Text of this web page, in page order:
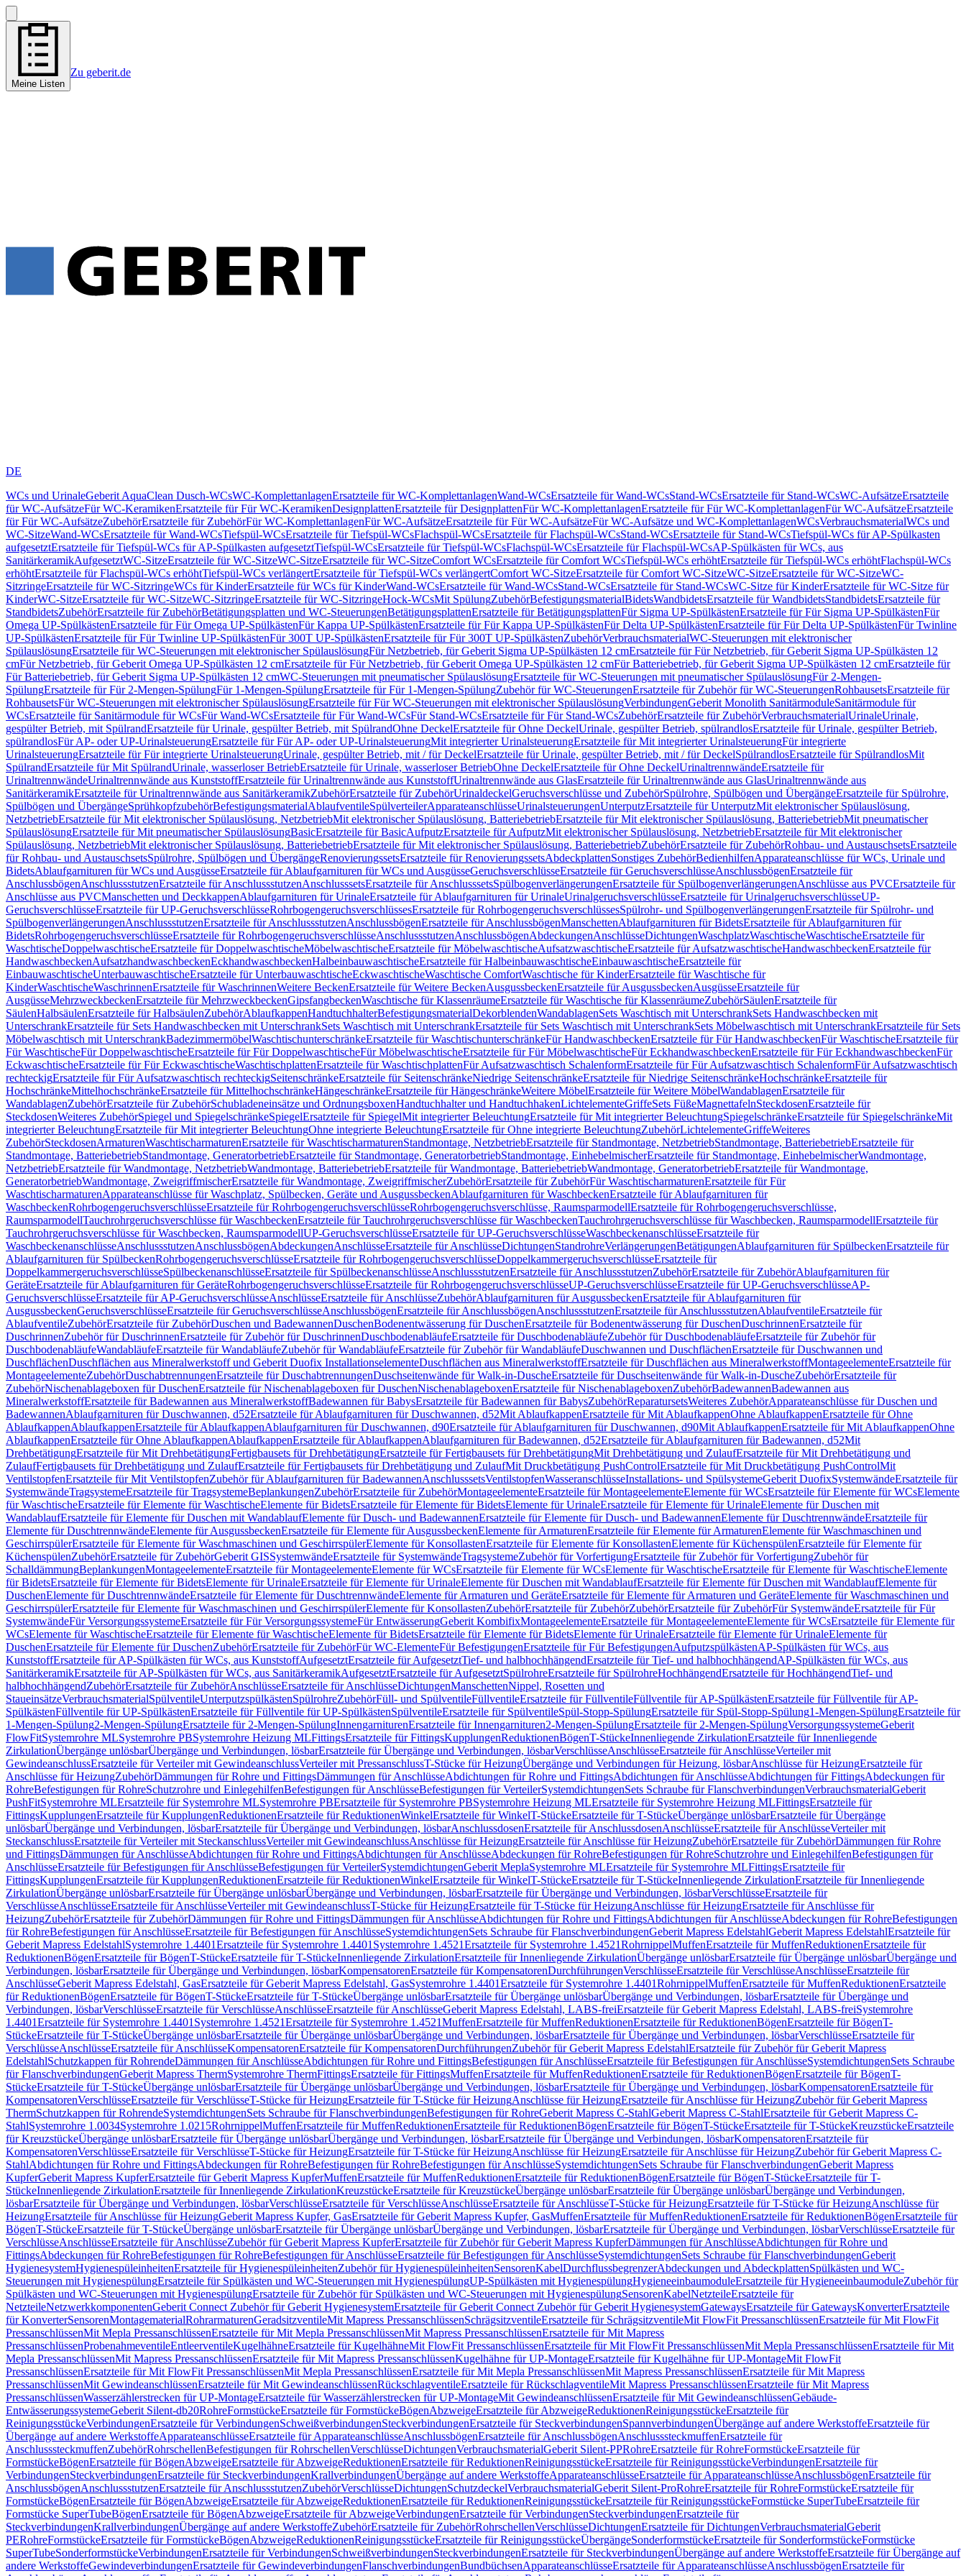
Meine Listen
Zu geberit.de
DE
WCs und UrinaleGeberit AquaClean Dusch-WCsWC-KomplettanlagenErsatzteile für WC-KomplettanlagenWand-WCsErsatzteile für Wand-WCsStand-WCsErsatzteile für Stand-WCsWC-AufsätzeErsatzteile
für WC-AufsätzeFür WC-KeramikenErsatzteile für Für WC-KeramikenDesignplattenErsatzteile für DesignplattenFür WC-KomplettanlagenErsatzteile für Für WC-KomplettanlagenFür WC-AufsätzeErsatzteile
für Für WC-AufsätzeZubehörErsatzteile für ZubehörFür WC-KomplettanlagenFür WC-AufsätzeErsatzteile für Für WC-AufsätzeFür WC-Aufsätze und WC-KomplettanlagenWCsVerbrauchsmaterialWCs und
WC-SitzeWand-WCsErsatzteile für Wand-WCsTiefspül-WCsErsatzteile für Tiefspül-WCsFlachspül-WCsErsatzteile für Flachspül-WCsStand-WCsErsatzteile für Stand-WCsTiefspül-WCs für AP-Spülkasten
aufgesetztErsatzteile für Tiefspül-WCs für AP-Spülkasten aufgesetztTiefspül-WCsErsatzteile für Tiefspül-WCsFlachspül-WCsErsatzteile für Flachspül-WCsAP-Spülkästen für WCs, aus
SanitärkeramikAufgesetztWC-SitzeErsatzteile für WC-SitzeWC-SitzeErsatzteile für WC-SitzeComfort WCsErsatzteile für Comfort WCsTiefspül-WCs erhöhtErsatzteile für Tiefspül-WCs erhöhtFlachspül-WCs
erhöhtErsatzteile für Flachspül-WCs erhöhtTiefspül-WCs verlängertErsatzteile für Tiefspül-WCs verlängertComfort WC-SitzeErsatzteile für Comfort WC-SitzeWC-SitzeErsatzteile für WC-SitzeWC-
SitzringeErsatzteile für WC-SitzringeWCs für KinderErsatzteile für WCs für KinderWand-WCsErsatzteile für Wand-WCsStand-WCsErsatzteile für Stand-WCsWC-Sitze für KinderErsatzteile für WC-Sitze für
KinderWC-SitzeErsatzteile für WC-SitzeWC-SitzringeErsatzteile für WC-SitzringeHock-WCsMit SpülungZubehörBefestigungsmaterialBidetsWandbidetsErsatzteile für WandbidetsStandbidetsErsatzteile für
StandbidetsZubehörErsatzteile für ZubehörBetätigungsplatten und WC-SteuerungenBetätigungsplattenErsatzteile für BetätigungsplattenFür Sigma UP-SpülkästenErsatzteile für Für Sigma UP-SpülkästenFür
Omega UP-SpülkästenErsatzteile für Für Omega UP-SpülkästenFür Kappa UP-SpülkästenErsatzteile für Für Kappa UP-SpülkästenFür Delta UP-SpülkästenErsatzteile für Für Delta UP-SpülkästenFür Twinline
UP-SpülkästenErsatzteile für Für Twinline UP-SpülkästenFür 300T UP-SpülkästenErsatzteile für Für 300T UP-SpülkästenZubehörVerbrauchsmaterialWC-Steuerungen mit elektronischer
SpülauslösungErsatzteile für WC-Steuerungen mit elektronischer SpülauslösungFür Netzbetrieb, für Geberit Sigma UP-Spülkästen 12 cmErsatzteile für Für Netzbetrieb, für Geberit Sigma UP-Spülkästen 12
cmFür Netzbetrieb, für Geberit Omega UP-Spülkästen 12 cmErsatzteile für Für Netzbetrieb, für Geberit Omega UP-Spülkästen 12 cmFür Batteriebetrieb, für Geberit Sigma UP-Spülkästen 12 cmErsatzteile für
Für Batteriebetrieb, für Geberit Sigma UP-Spülkästen 12 cmWC-Steuerungen mit pneumatischer SpülauslösungErsatzteile für WC-Steuerungen mit pneumatischer SpülauslösungFür 2-Mengen-
SpülungErsatzteile für Für 2-Mengen-SpülungFür 1-Mengen-SpülungErsatzteile für Für 1-Mengen-SpülungZubehör für WC-SteuerungenErsatzteile für Zubehör für WC-SteuerungenRohbausetsErsatzteile für
RohbausetsFür WC-Steuerungen mit elektronischer SpülauslösungErsatzteile für Für WC-Steuerungen mit elektronischer SpülauslösungVerbindungenGeberit Monolith SanitärmoduleSanitärmodule für
WCsErsatzteile für Sanitärmodule für WCsFür Wand-WCsErsatzteile für Für Wand-WCsFür Stand-WCsErsatzteile für Für Stand-WCsZubehörErsatzteile für ZubehörVerbrauchsmaterialUrinaleUrinale,
gespülter Betrieb, mit SpülrandErsatzteile für Urinale, gespülter Betrieb, mit SpülrandOhne DeckelErsatzteile für Ohne DeckelUrinale, gespülter Betrieb, spülrandlosErsatzteile für Urinale, gespülter Betrieb,
spülrandlosFür AP- oder UP-UrinalsteuerungErsatzteile für Für AP- oder UP-UrinalsteuerungMit integrierter UrinalsteuerungErsatzteile für Mit integrierter UrinalsteuerungFür integrierte
UrinalsteuerungErsatzteile für Für integrierte UrinalsteuerungUrinale, gespülter Betrieb, mit / für DeckelErsatzteile für Urinale, gespülter Betrieb, mit / für DeckelSpülrandlosErsatzteile für SpülrandlosMit
SpülrandErsatzteile für Mit SpülrandUrinale, wasserloser BetriebErsatzteile für Urinale, wasserloser BetriebOhne DeckelErsatzteile für Ohne DeckelUrinaltrennwändeErsatzteile für
UrinaltrennwändeUrinaltrennwände aus KunststoffErsatzteile für Urinaltrennwände aus KunststoffUrinaltrennwände aus GlasErsatzteile für Urinaltrennwände aus GlasUrinaltrennwände aus
SanitärkeramikErsatzteile für Urinaltrennwände aus SanitärkeramikZubehörErsatzteile für ZubehörUrinaldeckelGeruchsverschlüsse und ZubehörSpülrohre, Spülbögen und ÜbergängeErsatzteile für Spülrohre,
Spülbögen und ÜbergängeSprühkopfzubehörBefestigungsmaterialAblaufventileSpülverteilerApparateanschlüsseUrinalsteuerungenUnterputzErsatzteile für UnterputzMit elektronischer Spülauslösung,
NetzbetriebErsatzteile für Mit elektronischer Spülauslösung, NetzbetriebMit elektronischer Spülauslösung, BatteriebetriebErsatzteile für Mit elektronischer Spülauslösung, BatteriebetriebMit pneumatischer
SpülauslösungErsatzteile für Mit pneumatischer SpülauslösungBasicErsatzteile für BasicAufputzErsatzteile für AufputzMit elektronischer Spülauslösung, NetzbetriebErsatzteile für Mit elektronischer
Spülauslösung, NetzbetriebMit elektronischer Spülauslösung, BatteriebetriebErsatzteile für Mit elektronischer Spülauslösung, BatteriebetriebZubehörErsatzteile für ZubehörRohbau- und AustauschsetsErsatzteile
für Rohbau- und AustauschsetsSpülrohre, Spülbögen und ÜbergängeRenovierungssetsErsatzteile für RenovierungssetsAbdeckplattenSonstiges ZubehörBedienhilfenApparateanschlüsse für WCs, Urinale und
BidetsAblaufgarnituren für WCs und AusgüsseErsatzteile für Ablaufgarnituren für WCs und AusgüsseGeruchsverschlüsseErsatzteile für GeruchsverschlüsseAnschlussbögenErsatzteile für
AnschlussbögenAnschlussstutzenErsatzteile für AnschlussstutzenAnschlusssetsErsatzteile für AnschlusssetsSpülbogenverlängerungenErsatzteile für SpülbogenverlängerungenAnschlüsse aus PVCErsatzteile für
Anschlüsse aus PVCManschetten und DeckkappenAblaufgarnituren für UrinaleErsatzteile für Ablaufgarnituren für UrinaleUrinalgeruchsverschlüsseErsatzteile für UrinalgeruchsverschlüsseUP-
GeruchsverschlüsseErsatzteile für UP-GeruchsverschlüsseRohrbogengeruchsverschlüssesErsatzteile für RohrbogengeruchsverschlüssesSpülrohr- und SpülbogenverlängerungenErsatzteile für Spülrohr- und
SpülbogenverlängerungenAnschlussstutzenErsatzteile für AnschlussstutzenAnschlussbögenErsatzteile für AnschlussbögenManschettenAblaufgarnituren für BidetsErsatzteile für Ablaufgarnituren für
BidetsRohrbogengeruchsverschlüsseErsatzteile für RohrbogengeruchsverschlüsseAnschlussstutzenAnschlussbögenAbdeckungenAnschlüsseDichtungenWaschplatzWaschtischeWaschtischeErsatzteile für
WaschtischeDoppelwaschtischeErsatzteile für DoppelwaschtischeMöbelwaschtischeErsatzteile für MöbelwaschtischeAufsatzwaschtischeErsatzteile für AufsatzwaschtischeHandwaschbeckenErsatzteile für
HandwaschbeckenAufsatzhandwaschbeckenEckhandwaschbeckenHalbeinbauwaschtischeErsatzteile für HalbeinbauwaschtischeEinbauwaschtischeErsatzteile für
EinbauwaschtischeUnterbauwaschtischeErsatzteile für UnterbauwaschtischeEckwaschtischeWaschtische ComfortWaschtische für KinderErsatzteile für Waschtische für
KinderWaschtischeWaschrinnenErsatzteile für WaschrinnenWeitere BeckenErsatzteile für Weitere BeckenAusgussbeckenErsatzteile für AusgussbeckenAusgüsseErsatzteile für
AusgüsseMehrzweckbeckenErsatzteile für MehrzweckbeckenGipsfangbeckenWaschtische für KlassenräumeErsatzteile für Waschtische für KlassenräumeZubehörSäulenErsatzteile für
SäulenHalbsäulenErsatzteile für HalbsäulenZubehörAblaufkappenHandtuchhalterBefestigungsmaterialDekorblendenWandablagenSets Waschtisch mit UnterschrankSets Handwaschbecken mit
UnterschrankErsatzteile für Sets Handwaschbecken mit UnterschrankSets Waschtisch mit UnterschrankErsatzteile für Sets Waschtisch mit UnterschrankSets Möbelwaschtisch mit UnterschrankErsatzteile für Sets
Möbelwaschtisch mit UnterschrankBadezimmermöbelWaschtischunterschränkeErsatzteile für WaschtischunterschränkeFür HandwaschbeckenErsatzteile für Für HandwaschbeckenFür WaschtischeErsatzteile für
Für WaschtischeFür DoppelwaschtischeErsatzteile für Für DoppelwaschtischeFür MöbelwaschtischeErsatzteile für Für MöbelwaschtischeFür EckhandwaschbeckenErsatzteile für Für EckhandwaschbeckenFür
EckwaschtischeErsatzteile für Für EckwaschtischeWaschtischplattenErsatzteile für WaschtischplattenFür Aufsatzwaschtisch SchalenformErsatzteile für Für Aufsatzwaschtisch SchalenformFür Aufsatzwaschtisch
rechteckigErsatzteile für Für Aufsatzwaschtisch rechteckigSeitenschränkeErsatzteile für SeitenschränkeNiedrige SeitenschränkeErsatzteile für Niedrige SeitenschränkeHochschränkeErsatzteile für
HochschränkeMittelhochschränkeErsatzteile für MittelhochschränkeHängeschränkeErsatzteile für HängeschränkeWeitere MöbelErsatzteile für Weitere MöbelWandablagenErsatzteile für
WandablagenZubehörErsatzteile für ZubehörSchubladeneinsätze und OrdnungsboxenHandtuchhalter und HandtuchhakenLichtelementeGriffeSets FüßeMagnettafelnSteckdosenErsatzteile für
SteckdosenWeiteres ZubehörSpiegel und SpiegelschränkeSpiegelErsatzteile für SpiegelMit integrierter BeleuchtungErsatzteile für Mit integrierter BeleuchtungSpiegelschränkeErsatzteile für SpiegelschränkeMit
integrierter BeleuchtungErsatzteile für Mit integrierter BeleuchtungOhne integrierte BeleuchtungErsatzteile für Ohne integrierte BeleuchtungZubehörLichtelementeGriffeWeiteres
ZubehörSteckdosenArmaturenWaschtischarmaturenErsatzteile für WaschtischarmaturenStandmontage, NetzbetriebErsatzteile für Standmontage, NetzbetriebStandmontage, BatteriebetriebErsatzteile für
Standmontage, BatteriebetriebStandmontage, GeneratorbetriebErsatzteile für Standmontage, GeneratorbetriebStandmontage, EinhebelmischerErsatzteile für Standmontage, EinhebelmischerWandmontage,
NetzbetriebErsatzteile für Wandmontage, NetzbetriebWandmontage, BatteriebetriebErsatzteile für Wandmontage, BatteriebetriebWandmontage, GeneratorbetriebErsatzteile für Wandmontage,
GeneratorbetriebWandmontage, ZweigriffmischerErsatzteile für Wandmontage, ZweigriffmischerZubehörErsatzteile für ZubehörFür WaschtischarmaturenErsatzteile für Für
WaschtischarmaturenApparateanschlüsse für Waschplatz, Spülbecken, Geräte und AusgussbeckenAblaufgarnituren für WaschbeckenErsatzteile für Ablaufgarnituren für
WaschbeckenRohrbogengeruchsverschlüsseErsatzteile für RohrbogengeruchsverschlüsseRohrbogengeruchsverschlüsse, RaumsparmodellErsatzteile für Rohrbogengeruchsverschlüsse,
RaumsparmodellTauchrohrgeruchsverschlüsse für WaschbeckenErsatzteile für Tauchrohrgeruchsverschlüsse für WaschbeckenTauchrohrgeruchsverschlüsse für Waschbecken, RaumsparmodellErsatzteile für
Tauchrohrgeruchsverschlüsse für Waschbecken, RaumsparmodellUP-GeruchsverschlüsseErsatzteile für UP-GeruchsverschlüsseWaschbeckenanschlüsseErsatzteile für
WaschbeckenanschlüsseAnschlussstutzenAnschlussbögenAbdeckungenAnschlüsseErsatzteile für AnschlüsseDichtungenStandrohreVerlängerungenBetätigungenAblaufgarnituren für SpülbeckenErsatzteile für
Ablaufgarnituren für SpülbeckenRohrbogengeruchsverschlüsseErsatzteile für RohrbogengeruchsverschlüsseDoppelkammergeruchsverschlüsseErsatzteile für
DoppelkammergeruchsverschlüsseSpülbeckenanschlüsseErsatzteile für SpülbeckenanschlüsseAnschlussstutzenErsatzteile für AnschlussstutzenZubehörErsatzteile für ZubehörAblaufgarnituren für
GeräteErsatzteile für Ablaufgarnituren für GeräteRohrbogengeruchsverschlüsseErsatzteile für RohrbogengeruchsverschlüsseUP-GeruchsverschlüsseErsatzteile für UP-GeruchsverschlüsseAP-
GeruchsverschlüsseErsatzteile für AP-GeruchsverschlüsseAnschlüsseErsatzteile für AnschlüsseZubehörAblaufgarnituren für AusgussbeckenErsatzteile für Ablaufgarnituren für
AusgussbeckenGeruchsverschlüsseErsatzteile für GeruchsverschlüsseAnschlussbögenErsatzteile für AnschlussbögenAnschlussstutzenErsatzteile für AnschlussstutzenAblaufventileErsatzteile für
AblaufventileZubehörErsatzteile für ZubehörDuschen und BadewannenDuschenBodenentwässerung für DuschenErsatzteile für Bodenentwässerung für DuschenDuschrinnenErsatzteile für
DuschrinnenZubehör für DuschrinnenErsatzteile für Zubehör für DuschrinnenDuschbodenabläufeErsatzteile für DuschbodenabläufeZubehör für DuschbodenabläufeErsatzteile für Zubehör für
DuschbodenabläufeWandabläufeErsatzteile für WandabläufeZubehör für WandabläufeErsatzteile für Zubehör für WandabläufeDuschwannen und DuschflächenErsatzteile für Duschwannen und
DuschflächenDuschflächen aus Mineralwerkstoff und Geberit Duofix InstallationselementeDuschflächen aus MineralwerkstoffErsatzteile für Duschflächen aus MineralwerkstoffMontageelementeErsatzteile für
MontageelementeZubehörDuschabtrennungenErsatzteile für DuschabtrennungenDuschseitenwände für Walk-in-DuscheErsatzteile für Duschseitenwände für Walk-in-DuscheZubehörErsatzteile für
ZubehörNischenablageboxen für DuschenErsatzteile für Nischenablageboxen für DuschenNischenablageboxenErsatzteile für NischenablageboxenZubehörBadewannenBadewannen aus
MineralwerkstoffErsatzteile für Badewannen aus MineralwerkstoffBadewannen für BabysErsatzteile für Badewannen für BabysZubehörReparatursetsWeiteres ZubehörApparateanschlüsse für Duschen und
BadewannenAblaufgarnituren für Duschwannen, d52Ersatzteile für Ablaufgarnituren für Duschwannen, d52Mit AblaufkappenErsatzteile für Mit AblaufkappenOhne AblaufkappenErsatzteile für Ohne
AblaufkappenAblaufkappenErsatzteile für AblaufkappenAblaufgarnituren für Duschwannen, d90Ersatzteile für Ablaufgarnituren für Duschwannen, d90Mit AblaufkappenErsatzteile für Mit AblaufkappenOhne
AblaufkappenErsatzteile für Ohne AblaufkappenAblaufkappenErsatzteile für AblaufkappenAblaufgarnituren für Badewannen, d52Ersatzteile für Ablaufgarnituren für Badewannen, d52Mit
DrehbetätigungErsatzteile für Mit DrehbetätigungFertigbausets für DrehbetätigungErsatzteile für Fertigbausets für DrehbetätigungMit Drehbetätigung und ZulaufErsatzteile für Mit Drehbetätigung und
ZulaufFertigbausets für Drehbetätigung und ZulaufErsatzteile für Fertigbausets für Drehbetätigung und ZulaufMit Druckbetätigung PushControlErsatzteile für Mit Druckbetätigung PushControlMit
VentilstopfenErsatzteile für Mit VentilstopfenZubehör für Ablaufgarnituren für BadewannenAnschlusssetsVentilstopfenWasseranschlüsseInstallations- und SpülsystemeGeberit DuofixSystemwändeErsatzteile für
SystemwändeTragsystemeErsatzteile für TragsystemeBeplankungenZubehörErsatzteile für ZubehörMontageelementeErsatzteile für MontageelementeElemente für WCsErsatzteile für Elemente für WCsElemente
für WaschtischeErsatzteile für Elemente für WaschtischeElemente für BidetsErsatzteile für Elemente für BidetsElemente für UrinaleErsatzteile für Elemente für UrinaleElemente für Duschen mit
WandablaufErsatzteile für Elemente für Duschen mit WandablaufElemente für Dusch- und BadewannenErsatzteile für Elemente für Dusch- und BadewannenElemente für DuschtrennwändeErsatzteile für
Elemente für DuschtrennwändeElemente für AusgussbeckenErsatzteile für Elemente für AusgussbeckenElemente für ArmaturenErsatzteile für Elemente für ArmaturenElemente für Waschmaschinen und
GeschirrspülerErsatzteile für Elemente für Waschmaschinen und GeschirrspülerElemente für KonsollastenErsatzteile für Elemente für KonsollastenElemente für KüchenspülenErsatzteile für Elemente für
KüchenspülenZubehörErsatzteile für ZubehörGeberit GISSystemwändeErsatzteile für SystemwändeTragsystemeZubehör für VorfertigungErsatzteile für Zubehör für VorfertigungZubehör für
SchalldämmungBeplankungenMontageelementeErsatzteile für MontageelementeElemente für WCsErsatzteile für Elemente für WCsElemente für WaschtischeErsatzteile für Elemente für WaschtischeElemente
für BidetsErsatzteile für Elemente für BidetsElemente für UrinaleErsatzteile für Elemente für UrinaleElemente für Duschen mit WandablaufErsatzteile für Elemente für Duschen mit WandablaufElemente für
DuschenElemente für DuschtrennwändeErsatzteile für Elemente für DuschtrennwändeElemente für Armaturen und GeräteErsatzteile für Elemente für Armaturen und GeräteElemente für Waschmaschinen und
GeschirrspülerErsatzteile für Elemente für Waschmaschinen und GeschirrspülerElemente für KonsollastenZubehörErsatzteile für ZubehörZubehörErsatzteile für ZubehörFür SystemwändeErsatzteile für Für
SystemwändeFür VersorgungssystemeErsatzteile für Für VersorgungssystemeFür EntwässerungGeberit KombifixMontageelementeErsatzteile für MontageelementeElemente für WCsErsatzteile für Elemente für
WCsElemente für WaschtischeErsatzteile für Elemente für WaschtischeElemente für BidetsErsatzteile für Elemente für BidetsElemente für UrinaleErsatzteile für Elemente für UrinaleElemente für
DuschenErsatzteile für Elemente für DuschenZubehörErsatzteile für ZubehörFür WC-ElementeFür BefestigungenErsatzteile für Für BefestigungenAufputzspülkästenAP-Spülkästen für WCs, aus
KunststoffErsatzteile für AP-Spülkästen für WCs, aus KunststoffAufgesetztErsatzteile für AufgesetztTief- und halbhochhängendErsatzteile für Tief- und halbhochhängendAP-Spülkästen für WCs, aus
SanitärkeramikErsatzteile für AP-Spülkästen für WCs, aus SanitärkeramikAufgesetztErsatzteile für AufgesetztSpülrohreErsatzteile für SpülrohreHochhängendErsatzteile für HochhängendTief- und
halbhochhängendZubehörErsatzteile für ZubehörAnschlüsseErsatzteile für AnschlüsseDichtungenManschettenNippel, Rosetten und
StaueinsätzeVerbrauchsmaterialSpülventileUnterputzspülkästenSpülrohreZubehörFüll- und SpülventileFüllventileErsatzteile für FüllventileFüllventile für AP-SpülkästenErsatzteile für Füllventile für AP-
SpülkästenFüllventile für UP-SpülkästenErsatzteile für Füllventile für UP-SpülkästenSpülventileErsatzteile für SpülventileSpül-Stopp-SpülungErsatzteile für Spül-Stopp-Spülung1-Mengen-SpülungErsatzteile für
1-Mengen-Spülung2-Mengen-SpülungErsatzteile für 2-Mengen-SpülungInnengarniturenErsatzteile für Innengarnituren2-Mengen-SpülungErsatzteile für 2-Mengen-SpülungVersorgungssystemeGeberit
FlowFitSystemrohre MLSystemrohre PBSystemrohre Heizung MLFittingsErsatzteile für FittingsKupplungenReduktionenBögenT-StückeInnenliegende ZirkulationErsatzteile für Innenliegende
ZirkulationÜbergänge unlösbarÜbergänge und Verbindungen, lösbarErsatzteile für Übergänge und Verbindungen, lösbarVerschlüsseAnschlüsseErsatzteile für AnschlüsseVerteiler mit
GewindeanschlussErsatzteile für Verteiler mit GewindeanschlussVerteiler mit PressanschlussT-Stücke für HeizungÜbergänge und Verbindungen für Heizung, lösbarAnschlüsse für HeizungErsatzteile für
Anschlüsse für HeizungZubehörDämmungen für Rohre und FittingsDämmungen für AnschlüsseAbdichtungen für Rohre und FittingsAbdichtungen für AnschlüsseAbdichtungen für FittingsAbdeckungen für
RohreBefestigungen für RohreSchutzrohre und EinlegehilfenBefestigungen für AnschlüsseBefestigungen für VerteilerSystemdichtungenSets Schraube für FlanschverbindungenVerbrauchsmaterialGeberit
PushFitSystemrohre MLErsatzteile für Systemrohre MLSystemrohre PBErsatzteile für Systemrohre PBSystemrohre Heizung MLErsatzteile für Systemrohre Heizung MLFittingsErsatzteile für
FittingsKupplungenErsatzteile für KupplungenReduktionenErsatzteile für ReduktionenWinkelErsatzteile für WinkelT-StückeErsatzteile für T-StückeÜbergänge unlösbarErsatzteile für Übergänge
unlösbarÜbergänge und Verbindungen, lösbarErsatzteile für Übergänge und Verbindungen, lösbarAnschlussdosenErsatzteile für AnschlussdosenAnschlüsseErsatzteile für AnschlüsseVerteiler mit
SteckanschlussErsatzteile für Verteiler mit SteckanschlussVerteiler mit GewindeanschlussAnschlüsse für HeizungErsatzteile für Anschlüsse für HeizungZubehörErsatzteile für ZubehörDämmungen für Rohre
und FittingsDämmungen für AnschlüsseAbdichtungen für Rohre und FittingsAbdichtungen für AnschlüsseAbdeckungen für RohreBefestigungen für RohreSchutzrohre und EinlegehilfenBefestigungen für
AnschlüsseErsatzteile für Befestigungen für AnschlüsseBefestigungen für VerteilerSystemdichtungenGeberit MeplaSystemrohre MLErsatzteile für Systemrohre MLFittingsErsatzteile für
FittingsKupplungenErsatzteile für KupplungenReduktionenErsatzteile für ReduktionenWinkelErsatzteile für WinkelT-StückeErsatzteile für T-StückeInnenliegende ZirkulationErsatzteile für Innenliegende
ZirkulationÜbergänge unlösbarErsatzteile für Übergänge unlösbarÜbergänge und Verbindungen, lösbarErsatzteile für Übergänge und Verbindungen, lösbarVerschlüsseErsatzteile für
VerschlüsseAnschlüsseErsatzteile für AnschlüsseVerteiler mit GewindeanschlussT-Stücke für HeizungErsatzteile für T-Stücke für HeizungAnschlüsse für HeizungErsatzteile für Anschlüsse für
HeizungZubehörErsatzteile für ZubehörDämmungen für Rohre und FittingsDämmungen für AnschlüsseAbdichtungen für Rohre und FittingsAbdichtungen für AnschlüsseAbdeckungen für RohreBefestigungen
für RohreBefestigungen für AnschlüsseErsatzteile für Befestigungen für AnschlüsseSystemdichtungenSets Schraube für FlanschverbindungenGeberit Mapress EdelstahlGeberit Mapress EdelstahlErsatzteile für
Geberit Mapress EdelstahlSystemrohre 1.4401Ersatzteile für Systemrohre 1.4401 Systemrohre 1.4521Ersatzteile für Systemrohre 1.4521RohrnippelMuffenErsatzteile für MuffenReduktionenErsatzteile für
ReduktionenBögenErsatzteile für BögenT-StückeErsatzteile für T-StückeInnenliegende ZirkulationErsatzteile für Innenliegende ZirkulationÜbergänge unlösbarErsatzteile für Übergänge unlösbarÜbergänge und
Verbindungen, lösbarErsatzteile für Übergänge und Verbindungen, lösbarKompensatorenErsatzteile für KompensatorenDurchführungenVerschlüsseErsatzteile für VerschlüsseAnschlüsseErsatzteile für
AnschlüsseGeberit Mapress Edelstahl, GasErsatzteile für Geberit Mapress Edelstahl, GasSystemrohre 1.4401Ersatzteile für Systemrohre 1.4401RohrnippelMuffenErsatzteile für MuffenReduktionenErsatzteile
für ReduktionenBögenErsatzteile für BögenT-StückeErsatzteile für T-StückeÜbergänge unlösbarErsatzteile für Übergänge unlösbarÜbergänge und Verbindungen, lösbarErsatzteile für Übergänge und
Verbindungen, lösbarVerschlüsseErsatzteile für VerschlüsseAnschlüsseErsatzteile für AnschlüsseGeberit Mapress Edelstahl, LABS-freiErsatzteile für Geberit Mapress Edelstahl, LABS-freiSystemrohre
1.4401Ersatzteile für Systemrohre 1.4401 Systemrohre 1.4521Ersatzteile für Systemrohre 1.4521MuffenErsatzteile für MuffenReduktionenErsatzteile für ReduktionenBögenErsatzteile für BögenT-
StückeErsatzteile für T-StückeÜbergänge unlösbarErsatzteile für Übergänge unlösbarÜbergänge und Verbindungen, lösbarErsatzteile für Übergänge und Verbindungen, lösbarVerschlüsseErsatzteile für
VerschlüsseAnschlüsseErsatzteile für AnschlüsseKompensatorenErsatzteile für KompensatorenDurchführungenZubehör für Geberit Mapress EdelstahlErsatzteile für Zubehör für Geberit Mapress
EdelstahlSchutzkappen für RohrendeDämmungen für AnschlüsseAbdichtungen für Rohre und FittingsBefestigungen für AnschlüsseErsatzteile für Befestigungen für AnschlüsseSystemdichtungenSets Schraube
für FlanschverbindungenGeberit Mapress ThermSystemrohre ThermFittingsErsatzteile für FittingsMuffenErsatzteile für MuffenReduktionenErsatzteile für ReduktionenBögenErsatzteile für BögenT-
StückeErsatzteile für T-StückeÜbergänge unlösbarErsatzteile für Übergänge unlösbarÜbergänge und Verbindungen, lösbarErsatzteile für Übergänge und Verbindungen, lösbarKompensatorenErsatzteile für
KompensatorenVerschlüsseErsatzteile für VerschlüsseT-Stücke für HeizungErsatzteile für T-Stücke für HeizungAnschlüsse für HeizungErsatzteile für Anschlüsse für HeizungZubehör für Geberit Mapress
ThermSchutzkappen für RohrendeSystemdichtungenSets Schraube für FlanschverbindungenBefestigungen für RohreGeberit Mapress C-StahlGeberit Mapress C-StahlErsatzteile für Geberit Mapress C-
StahlSystemrohre 1.0034Systemrohre 1.0215RohrnippelMuffenErsatzteile für MuffenReduktionenErsatzteile für ReduktionenBögenErsatzteile für BögenT-StückeErsatzteile für T-StückeKreuzstückeErsatzteile
für KreuzstückeÜbergänge unlösbarErsatzteile für Übergänge unlösbarÜbergänge und Verbindungen, lösbarErsatzteile für Übergänge und Verbindungen, lösbarKompensatorenErsatzteile für
KompensatorenVerschlüsseErsatzteile für VerschlüsseT-Stücke für HeizungErsatzteile für T-Stücke für HeizungAnschlüsse für HeizungErsatzteile für Anschlüsse für HeizungZubehör für Geberit Mapress C-
StahlAbdichtungen für Rohre und FittingsAbdeckungen für RohreBefestigungen für RohreBefestigungen für AnschlüsseSystemdichtungenSets Schraube für FlanschverbindungenGeberit Mapress
KupferGeberit Mapress KupferErsatzteile für Geberit Mapress KupferMuffenErsatzteile für MuffenReduktionenErsatzteile für ReduktionenBögenErsatzteile für BögenT-StückeErsatzteile für T-
StückeInnenliegende ZirkulationErsatzteile für Innenliegende ZirkulationKreuzstückeErsatzteile für KreuzstückeÜbergänge unlösbarErsatzteile für Übergänge unlösbarÜbergänge und Verbindungen,
lösbarErsatzteile für Übergänge und Verbindungen, lösbarVerschlüsseErsatzteile für VerschlüsseAnschlüsseErsatzteile für AnschlüsseT-Stücke für HeizungErsatzteile für T-Stücke für HeizungAnschlüsse für
HeizungErsatzteile für Anschlüsse für HeizungGeberit Mapress Kupfer, GasErsatzteile für Geberit Mapress Kupfer, GasMuffenErsatzteile für MuffenReduktionenErsatzteile für ReduktionenBögenErsatzteile für
BögenT-StückeErsatzteile für T-StückeÜbergänge unlösbarErsatzteile für Übergänge unlösbarÜbergänge und Verbindungen, lösbarErsatzteile für Übergänge und Verbindungen, lösbarVerschlüsseErsatzteile für
VerschlüsseAnschlüsseErsatzteile für AnschlüsseZubehör für Geberit Mapress KupferErsatzteile für Zubehör für Geberit Mapress KupferDämmungen für AnschlüsseAbdichtungen für Rohre und
FittingsAbdeckungen für RohreBefestigungen für RohreBefestigungen für AnschlüsseErsatzteile für Befestigungen für AnschlüsseSystemdichtungenSets Schraube für FlanschverbindungenGeberit
HygienesystemHygienespüleinheitenErsatzteile für HygienespüleinheitenZubehör für HygienespüleinheitenSensorenKabelDurchflussbegrenzerAbdeckungen und AbdeckplattenSpülkästen und WC-
Steuerungen mit HygienespülungErsatzteile für Spülkästen und WC-Steuerungen mit HygienespülungUP-Spülkästen mit HygienespülungHygieneeinbaumoduleErsatzteile für HygieneeinbaumoduleZubehör für
Spülkästen und WC-Steuerungen mit HygienespülungErsatzteile für Zubehör für Spülkästen und WC-Steuerungen mit HygienespülungSensorenKabelNetzteileErsatzteile für
NetzteileNetzwerkkomponentenGeberit Connect Zubehör für Geberit HygienesystemErsatzteile für Geberit Connect Zubehör für Geberit HygienesystemGatewaysErsatzteile für GatewaysKonverterErsatzteile
für KonverterSensorenMontagematerialRohrarmaturenGeradsitzventileMit Mapress PressanschlüssenSchrägsitzventileErsatzteile für SchrägsitzventileMit FlowFit PressanschlüssenErsatzteile für Mit FlowFit
PressanschlüssenMit Mepla PressanschlüssenErsatzteile für Mit Mepla PressanschlüssenMit Mapress PressanschlüssenErsatzteile für Mit Mapress
PressanschlüssenProbenahmeventileEntleerventileKugelhähneErsatzteile für KugelhähneMit FlowFit PressanschlüssenErsatzteile für Mit FlowFit PressanschlüssenMit Mepla PressanschlüssenErsatzteile für Mit
Mepla PressanschlüssenMit Mapress PressanschlüssenErsatzteile für Mit Mapress PressanschlüssenKugelhähne für UP-MontageErsatzteile für Kugelhähne für UP-MontageMit FlowFit
PressanschlüssenErsatzteile für Mit FlowFit PressanschlüssenMit Mepla PressanschlüssenErsatzteile für Mit Mepla PressanschlüssenMit Mapress PressanschlüssenErsatzteile für Mit Mapress
PressanschlüssenMit GewindeanschlüssenErsatzteile für Mit GewindeanschlüssenRückschlagventileErsatzteile für RückschlagventileMit Mapress PressanschlüssenErsatzteile für Mit Mapress
PressanschlüssenWasserzählerstrecken für UP-MontageErsatzteile für Wasserzählerstrecken für UP-MontageMit GewindeanschlüssenErsatzteile für Mit GewindeanschlüssenGebäude-
EntwässerungssystemeGeberit Silent-db20RohreFormstückeErsatzteile für FormstückeBögenAbzweigeErsatzteile für AbzweigeReduktionenReinigungsstückeErsatzteile für
ReinigungsstückeVerbindungenErsatzteile für VerbindungenSchweißverbindungenSteckverbindungenErsatzteile für SteckverbindungenSpannverbindungenÜbergänge auf andere WerkstoffeErsatzteile für
Übergänge auf andere WerkstoffeApparateanschlüsseErsatzteile für ApparateanschlüsseAnschlussbögenErsatzteile für AnschlussbögenAnschlusssteckmuffenErsatzteile für
AnschlusssteckmuffenZubehörRohrschellenBefestigungen für RohrschellenVerschlüsseDichtungenVerbrauchsmaterialGeberit Silent-PPRohreErsatzteile für RohreFormstückeErsatzteile für
FormstückeBögenErsatzteile für BögenAbzweigeErsatzteile für AbzweigeReduktionenErsatzteile für ReduktionenReinigungsstückeErsatzteile für ReinigungsstückeVerbindungenErsatzteile für
VerbindungenSteckverbindungenErsatzteile für SteckverbindungenKrallverbindungenÜbergänge auf andere WerkstoffeApparateanschlüsseErsatzteile für ApparateanschlüsseAnschlussbögenErsatzteile für
AnschlussbögenAnschlussstutzenErsatzteile für AnschlussstutzenZubehörVerschlüsseDichtungenSchutzdeckelVerbrauchsmaterialGeberit Silent-ProRohreErsatzteile für RohreFormstückeErsatzteile für
FormstückeBögenErsatzteile für BögenAbzweigeErsatzteile für AbzweigeReduktionenErsatzteile für ReduktionenReinigungsstückeErsatzteile für ReinigungsstückeFormstücke SuperTubeErsatzteile für
Formstücke SuperTubeBögenErsatzteile für BögenAbzweigeErsatzteile für AbzweigeVerbindungenErsatzteile für VerbindungenSteckverbindungenErsatzteile für
SteckverbindungenKrallverbindungenÜbergänge auf andere WerkstoffeZubehörErsatzteile für ZubehörRohrschellenVerschlüsseDichtungenErsatzteile für DichtungenVerbrauchsmaterialGeberit
PERohreFormstückeErsatzteile für FormstückeBögenAbzweigeReduktionenReinigungsstückeErsatzteile für ReinigungsstückeÜbergängeSonderformstückeErsatzteile für SonderformstückeFormstücke
SuperTubeSonderformstückeVerbindungenErsatzteile für VerbindungenSchweißverbindungenSteckverbindungenErsatzteile für SteckverbindungenÜbergänge auf andere WerkstoffeErsatzteile für Übergänge auf
andere WerkstoffeGewindeverbindungenErsatzteile für GewindeverbindungenFlanschverbindungenBundbüchsenApparateanschlüsseErsatzteile für ApparateanschlüsseAnschlussbögenErsatzteile für